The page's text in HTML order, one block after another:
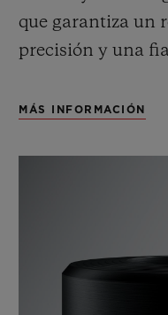
que garantiza un
precisión y una
MÁS INFORMACIÓN